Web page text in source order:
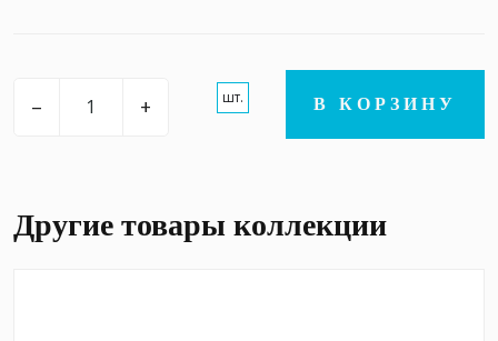
– + шт. В КОРЗИНУ
Другие товары коллекции